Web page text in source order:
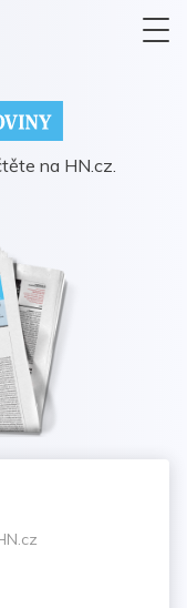
na HN.cz.